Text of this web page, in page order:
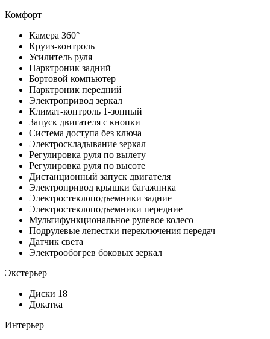
Комфорт
Камера 360°
Круиз-контроль
Усилитель руля
Парктроник задний
Бортовой компьютер
Парктроник передний
Электропривод зеркал
Климат-контроль 1-зонный
Запуск двигателя с кнопки
Система доступа без ключа
Электроскладывание зеркал
Регулировка руля по вылету
Регулировка руля по высоте
Дистанционный запуск двигателя
Электропривод крышки багажника
Электростеклоподъемники задние
Электростеклоподъемники передние
Мультифункциональное рулевое колесо
Подрулевые лепестки переключения передач
Датчик света
Электрообогрев боковых зеркал
Экстерьер
Диски 18
Докатка
Интерьер